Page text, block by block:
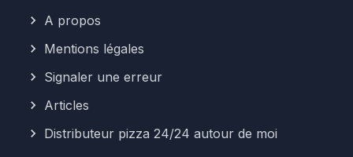
A propos
Mentions légales
Signaler une erreur
Articles
Distributeur pizza 24/24 autour de moi